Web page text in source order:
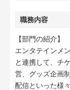
職務内容
【部門の紹介】
エンタテインメ
と連携して、チ
営、グッズ企画
配信といった様